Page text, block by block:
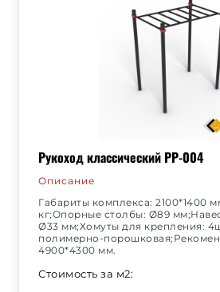
Рукоход классический РР-004
Описание
Габариты комплекса: 2100*1400
кг;Опорные столбы: Ø89
Ø33 мм;Хомуты для крепления:
полимерно-
4900*4300 мм.
Стоимость за м2: